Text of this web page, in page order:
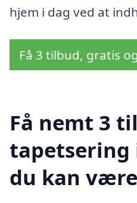
hjem i dag ved at
Få 3 tilbud, gratis
Få nemt 3
tapetsering
du kan